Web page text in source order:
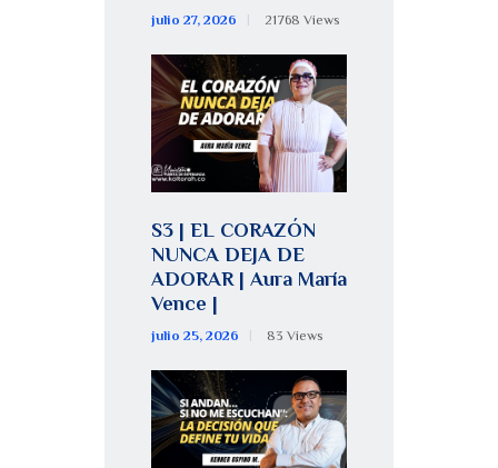
julio 27, 2026 21768 Views
S3 | EL CORAZÓN
NUNCA DEJA DE
ADORAR | Aura María
Vence |
julio 25, 2026 83 Views